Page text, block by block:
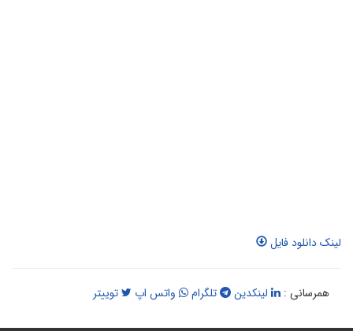
دانلود فایل
همرسانی : لینکدین تلگرام واتس اپ توییتر